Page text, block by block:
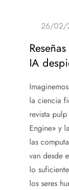
IA
la ciencia
revista
Engine» y
las
van desde
lo
los seres